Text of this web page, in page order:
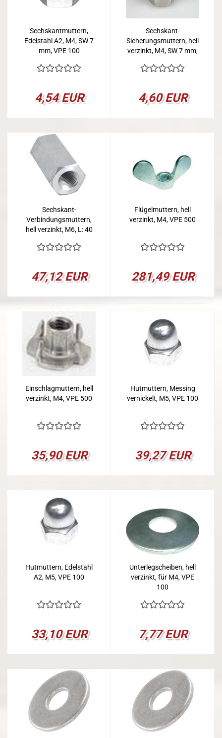
Sechskantmuttern,
Edelstahl A2, M4, SW 7
mm, VPE 100
4,54 EUR
Sechskant-
Sicherungsmuttern, hell
verzinkt, M4, SW 7 mm,
4,60 EUR
Sechskant-
Verbindungsmuttern,
hell verzinkt, M6, L: 40
47,12 EUR
Flügelmuttern, hell
verzinkt, M4, VPE 500
281,49 EUR
Einschlagmuttern, hell
verzinkt, M4, VPE 500
35,90 EUR
Hutmuttern, Messing
vernickelt, M5, VPE 100
39,27 EUR
Hutmuttern, Edelstahl
A2, M5, VPE 100
33,10 EUR
Unterlegscheiben, hell
verzinkt, für M4, VPE
100
7,77 EUR